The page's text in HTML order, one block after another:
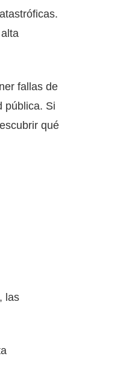
fallas de
pública. Si
qué
las